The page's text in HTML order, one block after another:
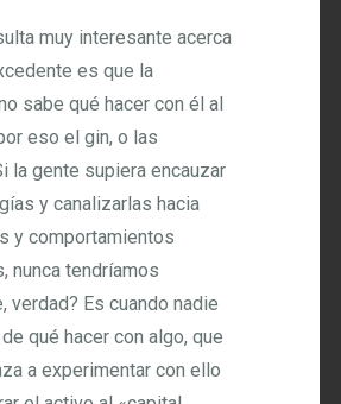
muy interesante acerca
es que la
sabe qué hacer con él al
eso el gin, o las
la gente supiera encauzar
y canalizarlas hacia
y comportamientos
nunca tendríamos
verdad? Es cuando nadie
qué hacer con algo, que
a experimentar con ello